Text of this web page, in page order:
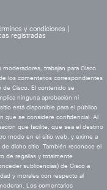
y condiciones
registradas
trabajan para Cisco
los comentarios correspondientes
de Cisco. El contenido se
ninguna aprobación ni
está disponible para el público
que se considere confidencial. Al
que facilite, que sea el destino
modo en el sitio web, y exime a
dicho sitio. También reconoce el
de regalías y totalmente
sublicencias) de Cisco a
y morales con respecto al
Los comentarios